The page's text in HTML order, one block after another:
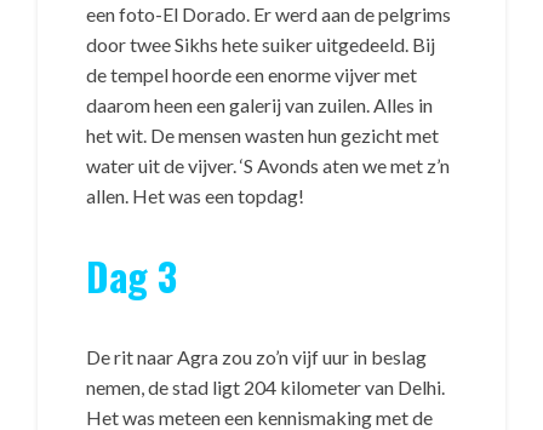
een foto-El Dorado. Er werd aan de pelgrims
door twee Sikhs hete suiker uitgedeeld. Bij
de tempel hoorde een enorme vijver met
daarom heen een galerij van zuilen. Alles in
het wit. De mensen wasten hun gezicht met
water uit de vijver. ‘S Avonds aten we met z’n
allen. Het was een topdag!
Dag 3
De rit naar Agra zou zo’n vijf uur in beslag
nemen, de stad ligt 204 kilometer van Delhi.
Het was meteen een kennismaking met de